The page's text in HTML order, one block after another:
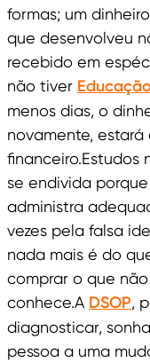
formas; um
que desenvolveu
recebido em
não tiver
menos dias, o
novamente,
financeiro.Estudos
se endivida
administra
vezes pela falsa
nada mais é do
comprar o que
conhece.A DSOP,
diagnosticar,
pessoa a uma